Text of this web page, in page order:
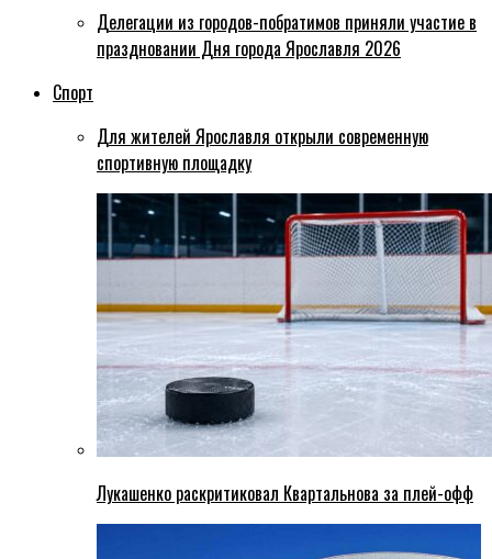
Делегации из городов-побратимов приняли участие в
праздновании Дня города Ярославля 2026
Спорт
Для жителей Ярославля открыли современную
спортивную площадку
Лукашенко раскритиковал Квартальнова за плей-офф